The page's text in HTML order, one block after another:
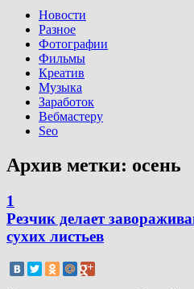
Новости
Разное
Фотографии
Фильмы
Креатив
Музыка
Заработок
Вебмастеру
Seo
Архив метки: осень
1
Резчик делает
сухих листьев